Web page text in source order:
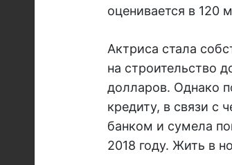
оценивается в 120
Актриса стала
на строительство
долларов. Однако
кредиту, в связи с
банком и сумела
2018 году. Жить в